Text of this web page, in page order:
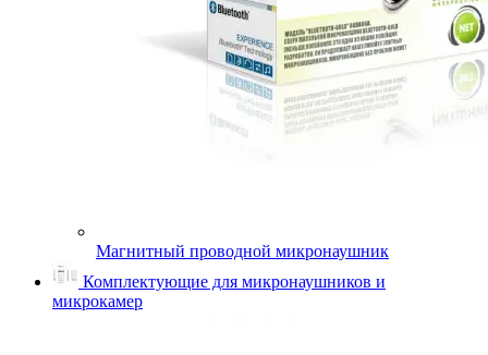
Магнитный проводной микронаушник
Комплектующие для микронаушников и
микрокамер